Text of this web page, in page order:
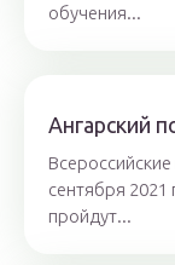
обучения...
Ангарский
сентября 2021
пройдут...